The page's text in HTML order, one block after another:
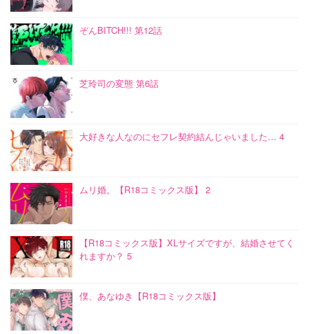
ぞんBITCH!!! 第12話
芝玲司の変態 第6話
大好きな人なのにセフレ契約結んじゃいました… 4
ムリ婚。【R18コミックス版】 2
【R18コミックス版】XLサイズですが、結婚させてく
れますか？ 5
僕、あなゆき【R18コミックス版】